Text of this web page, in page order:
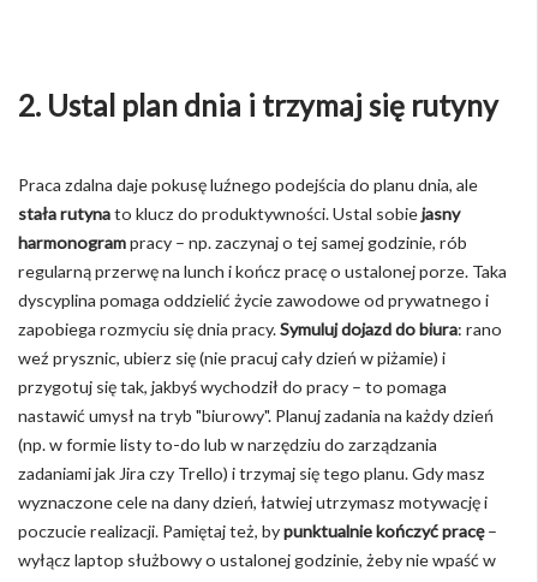
2. Ustal plan dnia i trzymaj się rutyny
Praca zdalna daje pokusę luźnego podejścia do planu dnia, ale
stała rutynato klucz do produktywności. Ustal sobiejasny
harmonogrampracy – np. zaczynaj o tej samej godzinie, rób
regularną przerwę na lunch i kończ pracę o ustalonej porze. Taka
dyscyplina pomaga oddzielić życie zawodowe od prywatnego i
zapobiega rozmyciu się dnia pracy.Symuluj dojazd do biura: rano
weź prysznic, ubierz się (nie pracuj cały dzień w piżamie) i
przygotuj się tak, jakbyś wychodził do pracy – to pomaga
nastawić umysł na tryb "biurowy". Planuj zadania na każdy dzień
(np. w formie listy to-do lub w narzędziu do zarządzania
zadaniami jak Jira czy Trello) i trzymaj się tego planu. Gdy masz
wyznaczone cele na dany dzień, łatwiej utrzymasz motywację i
poczucie realizacji. Pamiętaj też, bypunktualnie kończyć pracę–
wyłącz laptop służbowy o ustalonej godzinie, żeby nie wpaść w